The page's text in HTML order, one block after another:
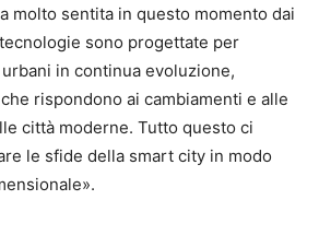
molto sentita in questo momento dai
sono progettate per
in continua evoluzione,
rispondono ai cambiamenti e alle
città moderne. Tutto questo ci
le sfide della smart city in modo